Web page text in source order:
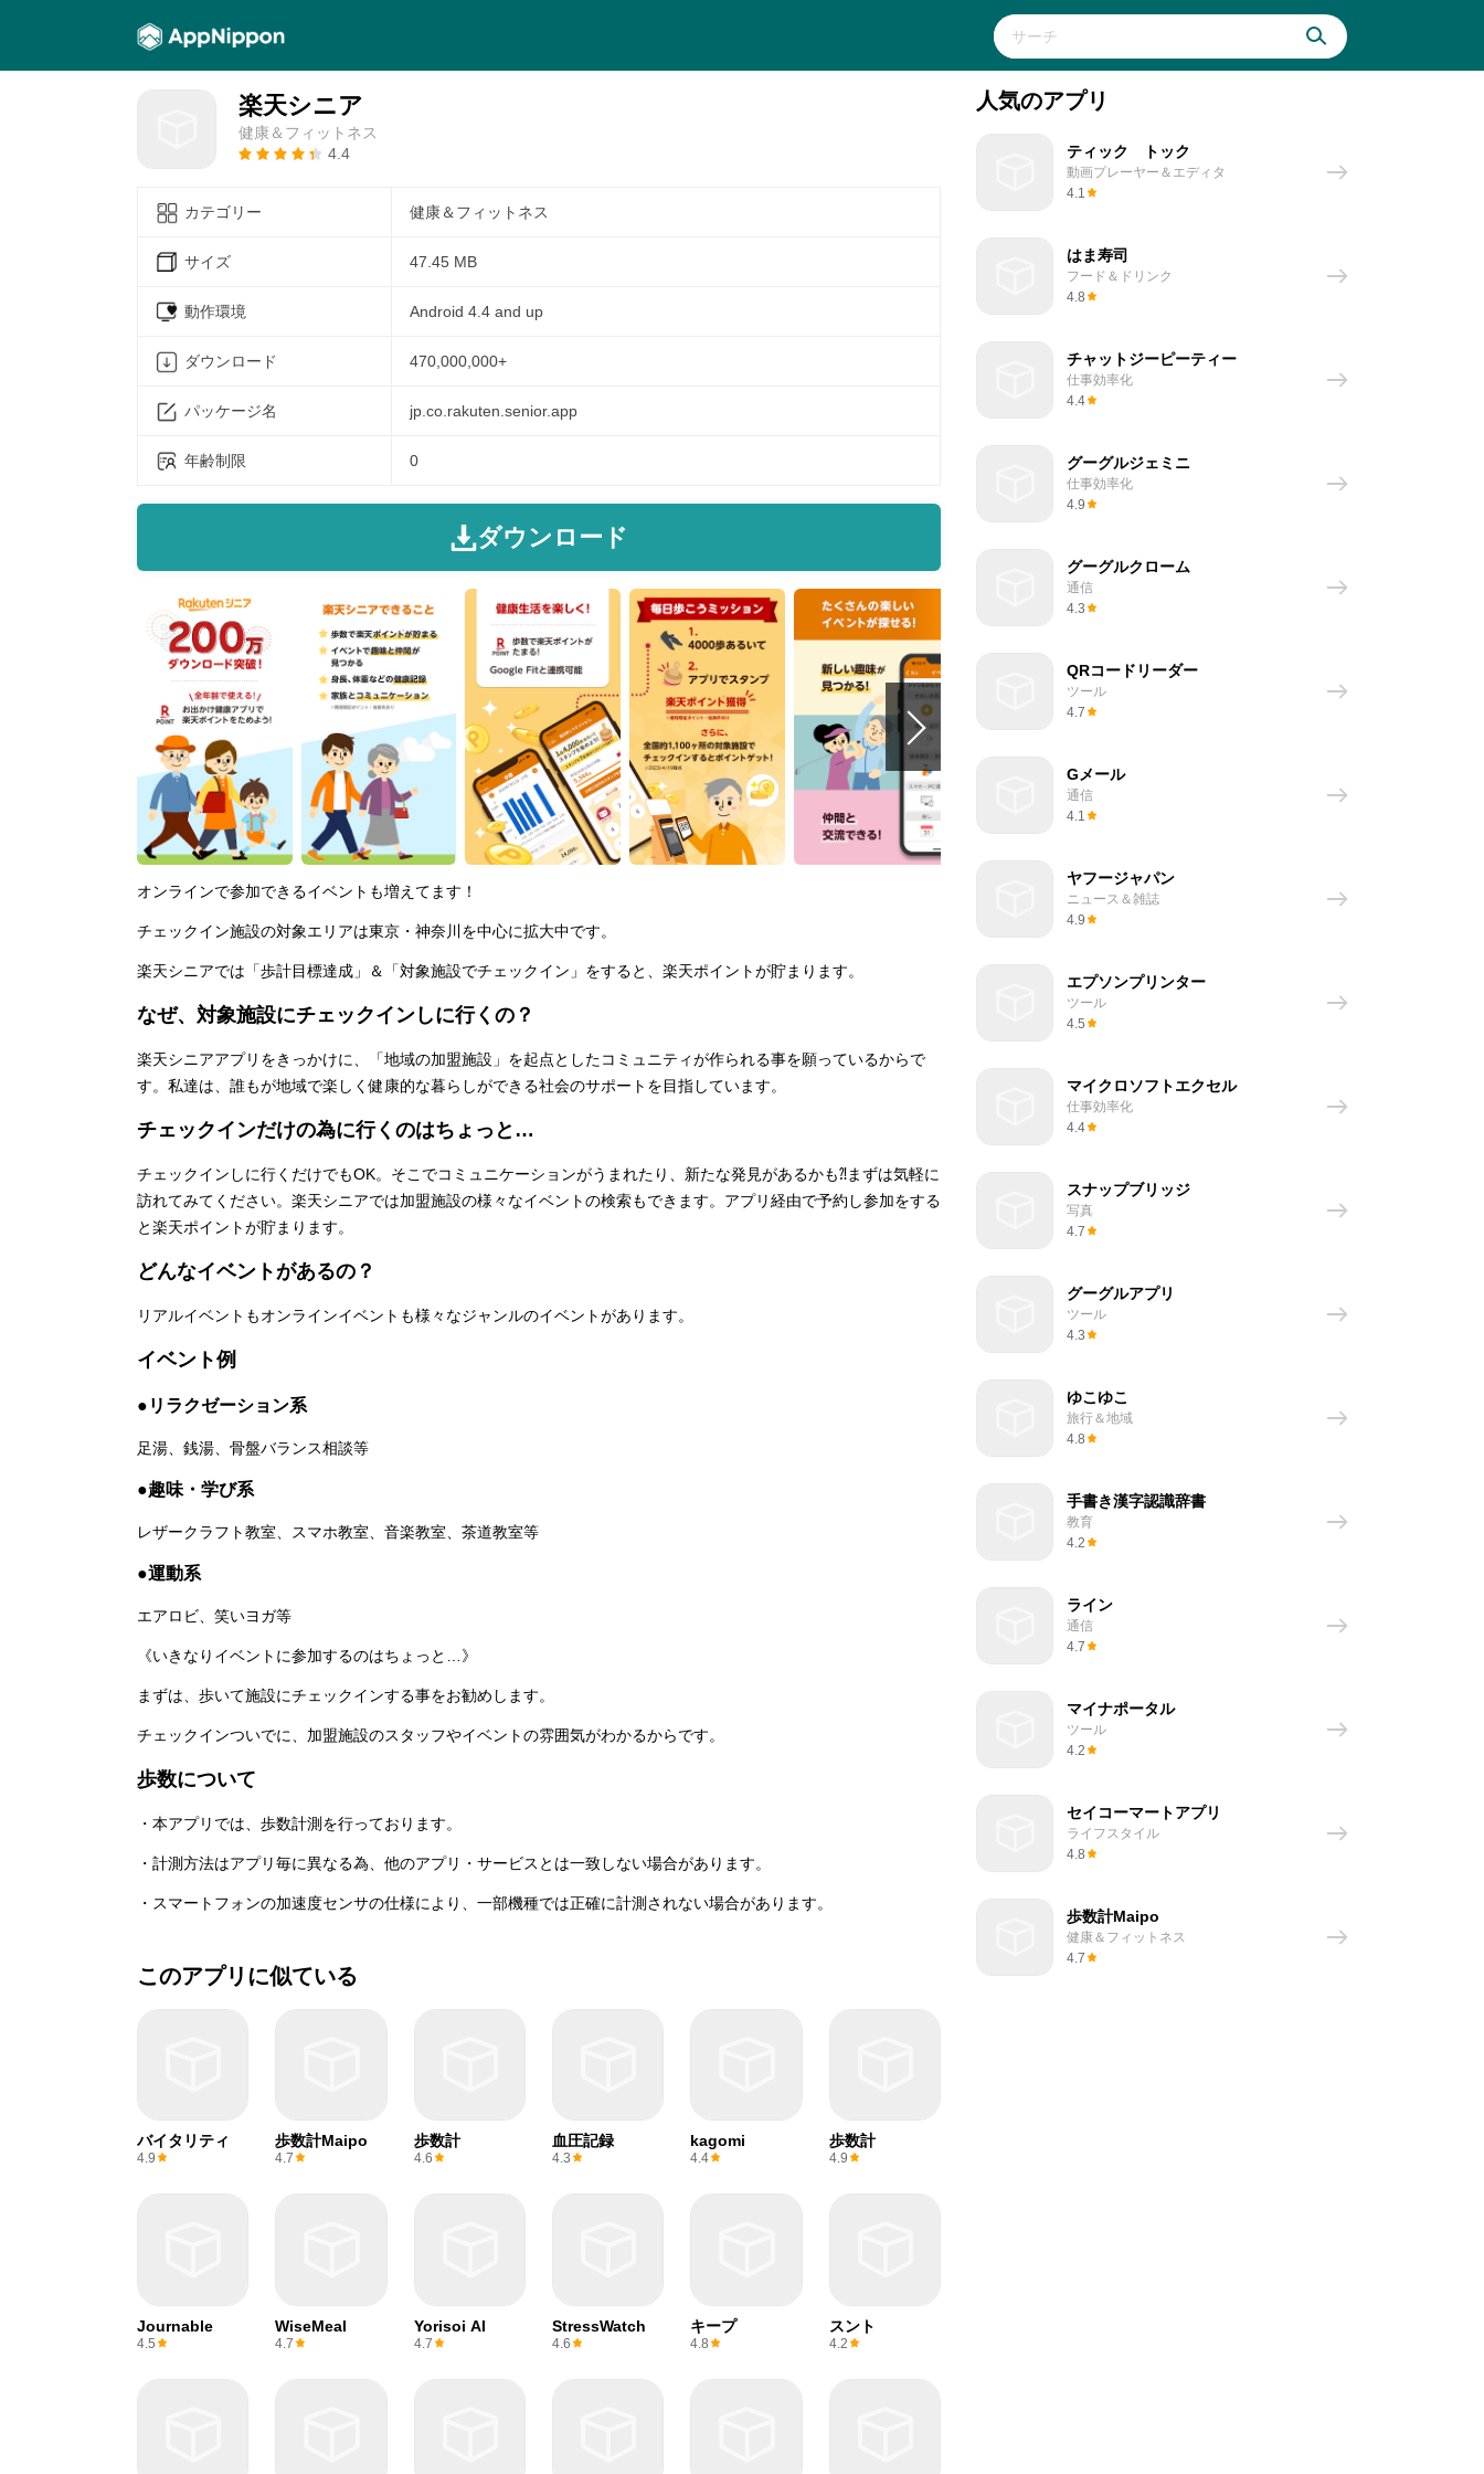
楽天シニア
健康＆フィットネス
4.4
カテゴリー 健康＆フィットネス
サイズ 47.45 MB
動作環境 Android 4.4 and up
ダウンロード 470,000,000+
パッケージ名 jp.co.rakuten.senior.app
年齢制限 0
ダウンロード
オンラインで参加できるイベントも増えてます！
チェックイン施設の対象エリアは東京・神奈川を中心に拡大中です。
楽天シニアでは「歩計目標達成」＆「対象施設でチェックイン」をすると、楽天ポイントが貯まります。
なぜ、対象施設にチェックインしに行くの？
楽天シニアアプリをきっかけに、「地域の加盟施設」を起点としたコミュニティが作られる事を願っているからで
す。私達は、誰もが地域で楽しく健康的な暮らしができる社会のサポートを目指しています。
チェックインだけの為に行くのはちょっと…
チェックインしに行くだけでもOK。そこでコミュニケーションがうまれたり、新たな発見があるかも⁈まずは気軽に
訪れてみてください。楽天シニアでは加盟施設の様々なイベントの検索もできます。アプリ経由で予約し参加をする
と楽天ポイントが貯まります。
どんなイベントがあるの？
リアルイベントもオンラインイベントも様々なジャンルのイベントがあります。
イベント例
●リラクゼーション系
足湯、銭湯、骨盤バランス相談等
●趣味・学び系
レザークラフト教室、スマホ教室、音楽教室、茶道教室等
●運動系
エアロビ、笑いヨガ等
《いきなりイベントに参加するのはちょっと…》
まずは、歩いて施設にチェックインする事をお勧めします。
チェックインついでに、加盟施設のスタッフやイベントの雰囲気がわかるからです。
歩数について
・本アプリでは、歩数計測を行っております。
・計測方法はアプリ毎に異なる為、他のアプリ・サービスとは一致しない場合があります。
・スマートフォンの加速度センサの仕様により、一部機種では正確に計測されない場合があります。
このアプリに似ている
バイタリティ
4.9
歩数計Maipo
4.7
歩数計
4.6
血圧記録
4.3
kagomi
4.4
歩数計
4.9
Journable
4.5
WiseMeal
4.7
Yorisoi AI
4.7
StressWatch
4.6
キープ
4.8
スント
4.2
人気のアプリ
ティック トック
動画プレーヤー＆エディタ
4.1
はま寿司
フード＆ドリンク
4.8
チャットジーピーティー
仕事効率化
4.4
グーグルジェミニ
仕事効率化
4.9
グーグルクローム
通信
4.3
QRコードリーダー
ツール
4.7
Gメール
通信
4.1
ヤフージャパン
ニュース＆雑誌
4.9
エプソンプリンター
ツール
4.5
マイクロソフトエクセル
仕事効率化
4.4
スナップブリッジ
写真
4.7
グーグルアプリ
ツール
4.3
ゆこゆこ
旅行＆地域
4.8
手書き漢字認識辞書
教育
4.2
ライン
通信
4.7
マイナポータル
ツール
4.2
セイコーマートアプリ
ライフスタイル
4.8
歩数計Maipo
健康＆フィットネス
4.7